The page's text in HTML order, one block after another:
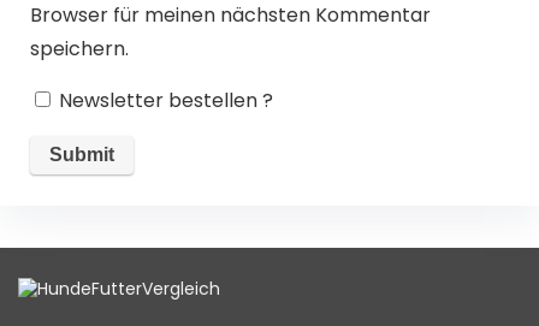
Browser für meinen nächsten Kommentar
speichern.
Newsletter bestellen ?